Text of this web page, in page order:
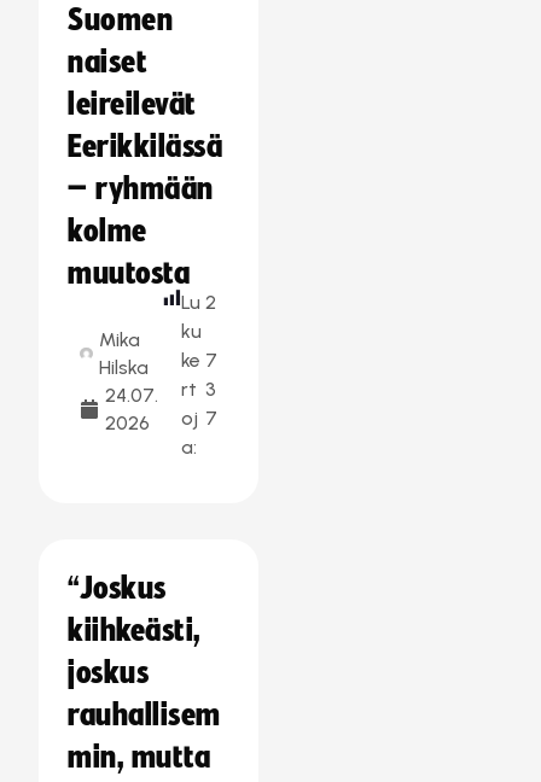
Suomen
naiset
leireilevät
Eerikkilässä
– ryhmään
kolme
muutosta
Mika
Hilska
24.07.
2026
Lu
ku
ke
rt
oj
a:
2
7
3
7
“Joskus
kiihkeästi,
joskus
rauhallisem
min, mutta